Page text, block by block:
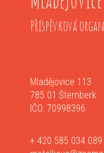
Příspěvková
Mladějovice 113
785 01 Šternberk
IČO: 70998396
+ 420 585 034 089